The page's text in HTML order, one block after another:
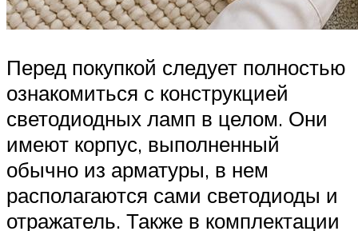
Перед покупкой следует полностью
ознакомиться с конструкцией
светодиодных ламп в целом. Они
имеют корпус, выполненный
обычно из арматуры, в нем
располагаются сами светодиоды и
отражатель. Также в комплектации